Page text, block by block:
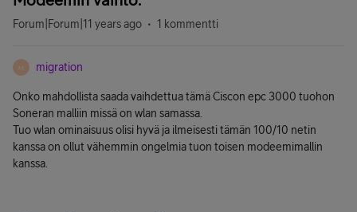
Forum|Forum|11 years ago 1 kommentti
M migration
Onko mahdollista saada vaihdettua tämä Ciscon epc 3000 tuohon
Soneran malliin missä on wlan samassa.
Tuo wlan ominaisuus olisi hyvä ja ilmeisesti tämän 100/10 netin
kanssa on ollut vähemmin ongelmia tuon toisen modeemimallin
kanssa.